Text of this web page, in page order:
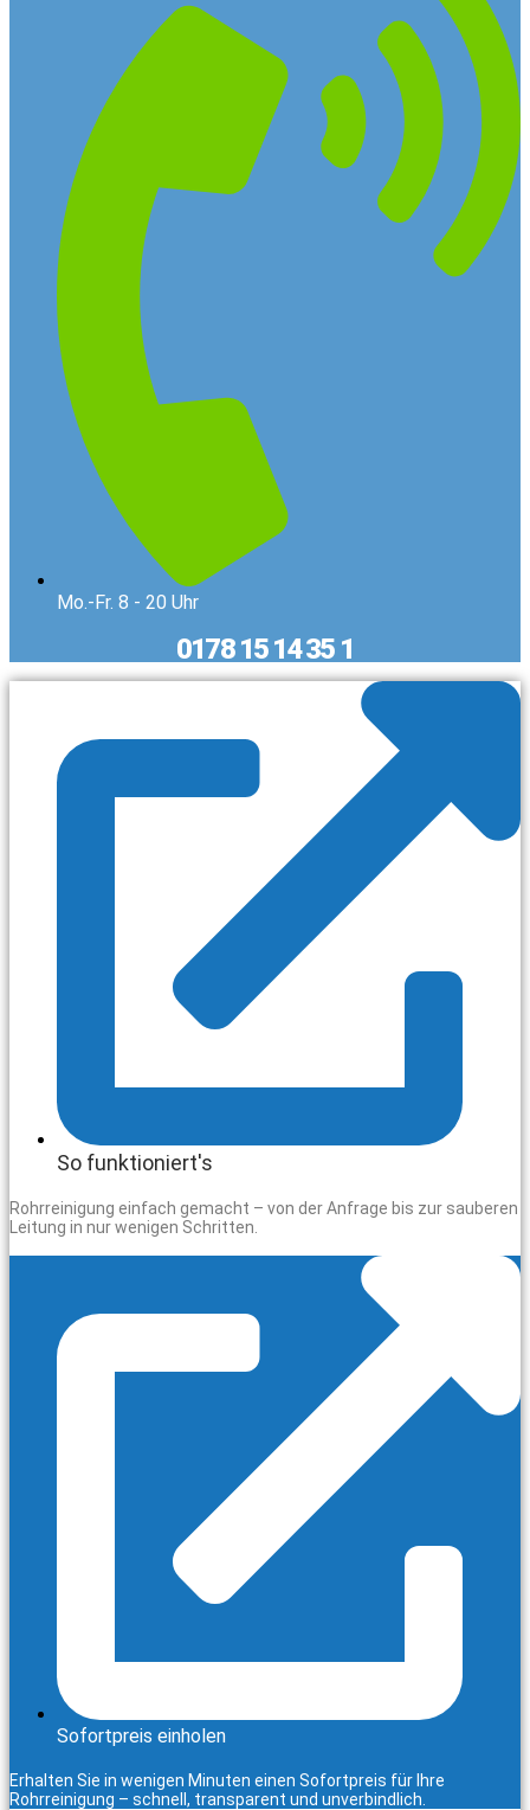
Mo.-Fr. 8 - 20 Uhr
0178 15 14 35 1
So funktioniert's
Rohrreinigung einfach gemacht – von der Anfrage bis zur sauberen
Leitung in nur wenigen Schritten.
Sofortpreis einholen
Erhalten Sie in wenigen Minuten einen Sofortpreis für Ihre
Rohrreinigung – schnell, transparent und unverbindlich.